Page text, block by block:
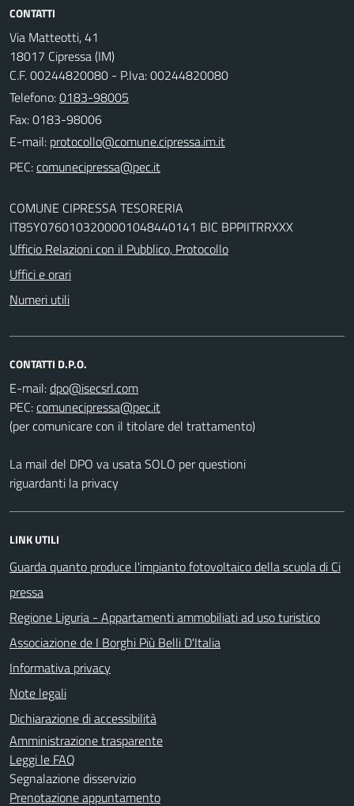
CONTATTI
Via Matteotti, 41
18017 Cipressa (IM)
C.F. 00244820080 - P.Iva: 00244820080
Telefono:0183-98005
Fax: 0183-98006
E-mail:
PEC:
COMUNE CIPRESSA TESORERIA
IT85Y0760103200001048440141 BIC BPPIITRRXXX
Ufficio Relazioni con il Pubblico, Protocollo
Uffici e orari
Numeri utili
CONTATTI D.P.O.
E-mail:
PEC:
(per comunicare con il titolare del trattamento)
La mail del DPO va usata SOLO per questioni
riguardanti la privacy
LINK UTILI
Guarda quanto produce l'impianto fotovoltaico della scuola di Ci
pressa
Regione Liguria - Appartamenti ammobiliati ad uso turistico
Associazione de I Borghi Più Belli D'Italia
Informativa privacy
Note legali
Dichiarazione di accessibilità
Amministrazione trasparente
Leggi le FAQ
Segnalazione disservizio
Prenotazione appuntamento